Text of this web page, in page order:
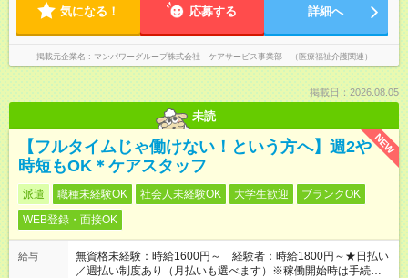
気になる！ 応募する 詳細へ
掲載元企業名 マンパワーグループ株式会社 ケアサービス事業部 （医療福祉介護関連）
掲載日：2026.08.05
未読
NEW
【フルタイムじゃ働けない！という方へ】週2や
時短もOK＊ケアスタッフ
派遣 職種未経験OK 社会人未経験OK 大学生歓迎
ブランクOK
WEB登録・面接OK
給与
無資格未経験：時給1600円～ 経験者：時給1800円～★日払い
／週払い制度あり（月払いも選べます）※稼働開始時は手続き完